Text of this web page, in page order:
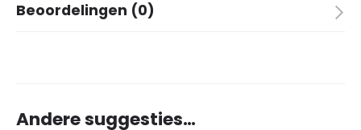
Merk
Montage achterop
Beoordelingen (0)
Andere suggesties…